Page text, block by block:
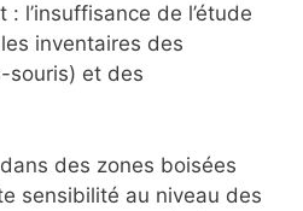
: l’insuffisance de l’étude
inventaires des
souris) et des
des zones boisées
sensibilité au niveau des